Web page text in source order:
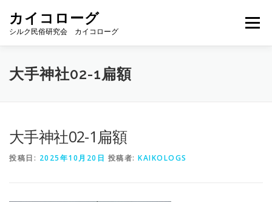
カイコローグ
シルク民俗研究会 カイコローグ
メニュー
カイコローグの歩み 資料館図書
大手神社02-1扁額
大手神社02-1扁額
投稿日: 2025年10月20日 投稿者: KAIKOLOGS